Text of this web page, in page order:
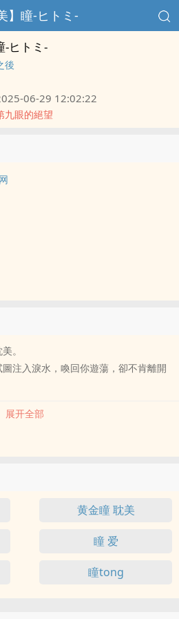
】瞳-ヒトミ-
-ヒトミ-
後
06-29 12:02:22
九眼的絕望
。
注入淚水，喚回你遊蕩，卻不肯離開
深處吧。
展开全部
黄金瞳 耽美
瞳 爱
瞳tong